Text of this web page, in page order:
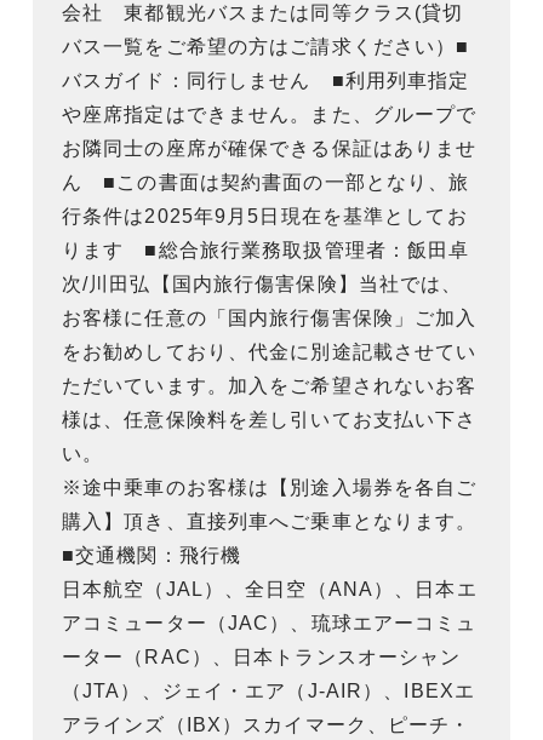
会社 東都観光バスまたは同等クラス(貸切
バス一覧をご希望の方はご請求ください）■
バスガイド：同行しません ■利用列車指定
や座席指定はできません。また、グループで
お隣同士の座席が確保できる保証はありませ
ん ■この書面は契約書面の一部となり、旅
行条件は2025年9月5日現在を基準としてお
ります ■総合旅行業務取扱管理者：飯田卓
次/川田弘【国内旅行傷害保険】当社では、
お客様に任意の「国内旅行傷害保険」ご加入
をお勧めしており、代金に別途記載させてい
ただいています。加入をご希望されないお客
様は、任意保険料を差し引いてお支払い下さ
い。
※途中乗車のお客様は【別途入場券を各自ご
購入】頂き、直接列車へご乗車となります。
■交通機関：飛行機
日本航空（JAL）、全日空（ANA）、日本エ
アコミューター（JAC）、琉球エアーコミュ
ーター（RAC）、日本トランスオーシャン
（JTA）、ジェイ・エア（J-AIR）、IBEXエ
アラインズ（IBX）スカイマーク、ピーチ・